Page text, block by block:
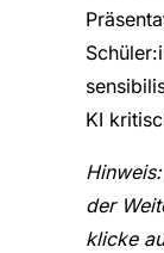
KI
der
klicke